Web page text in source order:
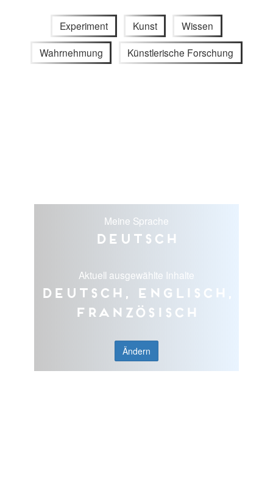
Experiment Kunst Wissen
Wahrnehmung Künstlerische Forschung
Meine Sprache
Deutsch
Aktuell ausgewählte Inhalte
Deutsch, Englisch,
Französisch
Ändern